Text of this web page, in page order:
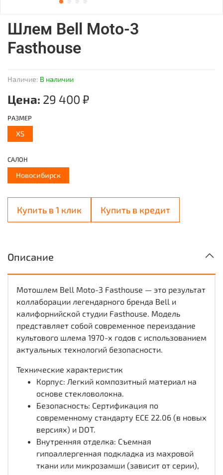
Наличие: В наличии
Шлем Bell Moto-3
Fasthouse
Цена: 29 400 ₽
Купить в 1 клик Купить в кредит
РАЗМЕР
XS
САЛОН
Новосибирск
Описание
Мотошлем Bell Moto-3 Fasthouse — это результат
коллаборации легендарного бренда Bell и
калифорнийской студии Fasthouse. Модель
представляет собой современное переиздание
культового шлема 1970-х годов с использованием
актуальных технологий безопасности.
Технические характеристик
Корпус: Легкий композитный материал на
основе стекловолокна.
Безопасность: Сертификация по
современному стандарту ECE 22.06 (в новых
версиях) и DOT.
Внутренняя отделка: Съемная
гипоаллергенная подкладка из махровой
ткани или микрозамши (зависит от серии),